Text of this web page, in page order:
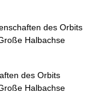
des Orbits
Halbachse
des Orbits
Halbachse